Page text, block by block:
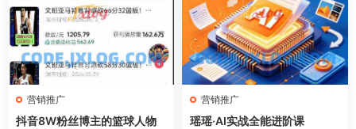
营销推广
抖音8W粉丝博主的篮球人物
营销推广
瑶瑶·AI实战全能进阶课